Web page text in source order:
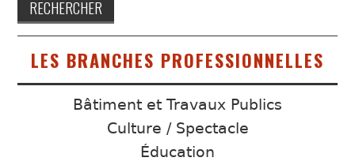
LES BRANCHES PROFESSIONNELLES
Bâtiment et Travaux Publics
Culture / Spectacle
Éducation